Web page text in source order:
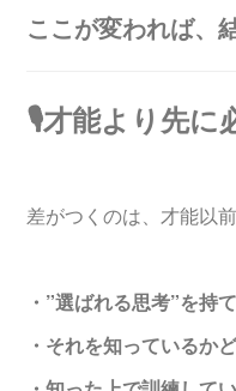
ここが変われば、
🎙️才能より先に
差がつくのは、才能以
・”選ばれる思考”を持
・それを知っているか